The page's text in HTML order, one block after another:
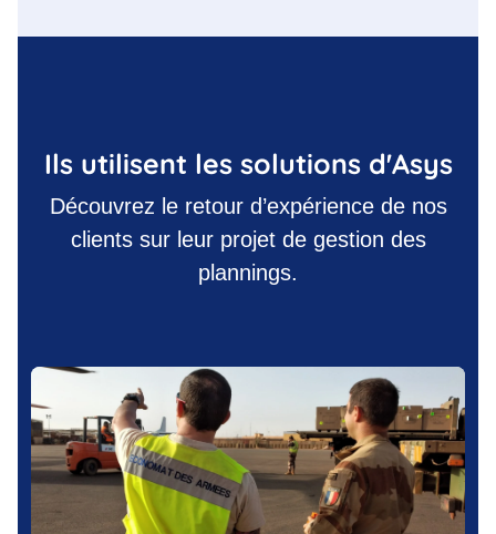
Ils utilisent les solutions d'Asys
Découvrez le retour d’expérience de nos
clients sur leur projet de gestion des
plannings.